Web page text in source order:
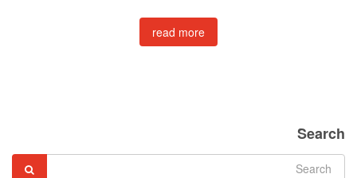
read more
Search